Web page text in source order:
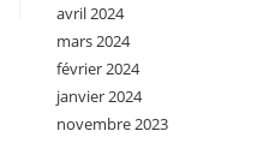
avril 2024
mars 2024
février 2024
janvier 2024
novembre 2023